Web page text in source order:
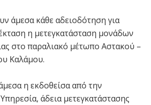
άμεσα κάθε αδειοδότηση για
η μετεγκατάσταση μονάδων
στο παραλιακό μέτωπο Αστακού –
Καλάμου.
η εκδοθείσα από την
άδεια μετεγκατάστασης